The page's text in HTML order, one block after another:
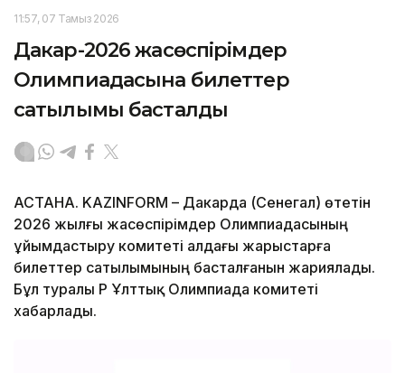
11:57, 07 Тамыз 2026
Дакар-2026 жасөспірімдер
Олимпиадасына билеттер
сатылымы басталды
АСТАНА. KAZINFORM – Дакарда (Сенегал) өтетін
2026 жылғы жасөспірімдер Олимпиадасының
ұйымдастыру комитеті алдағы жарыстарға
билеттер сатылымының басталғанын жариялады.
Бұл туралы ҚР Ұлттық Олимпиада комитеті
хабарлады.